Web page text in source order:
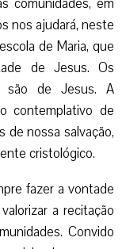
o torna mais
Ela cumprido
primeiro lugar o
‘Todo aquele
nos Céus, esse é
(Mt 12,50)” (cf.
comunidades, em
nos ajudará, neste
de Maria, que